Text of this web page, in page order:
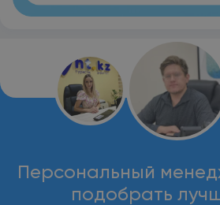
Персональный
подобрать